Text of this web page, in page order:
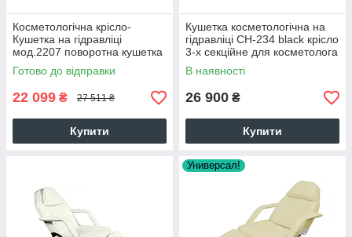
Косметологічна крісло-
Кушетка на гідравліці
мод.2207 поворотна кушетка
для косметолога з
регулюванням
Готово до відправки
22 099 ₴ 27 511 ₴
Купити
Кушетка косметологічна на
гідравліці CH-234 black крісло
3-х секційне для косметолога
В наявності
26 900 ₴
Купити
Универсал!